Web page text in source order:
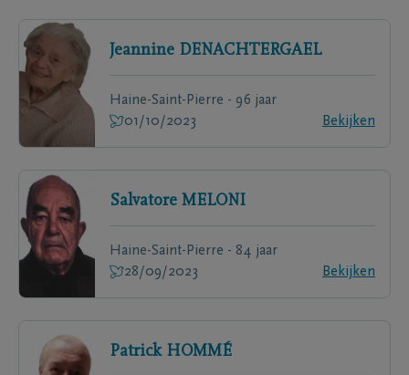
Jeannine DENACHTERGAEL
Haine-Saint-Pierre - 96 jaar
01/10/2023
Bekijken
Salvatore MELONI
Haine-Saint-Pierre - 84 jaar
28/09/2023
Bekijken
Patrick HOMMÉ